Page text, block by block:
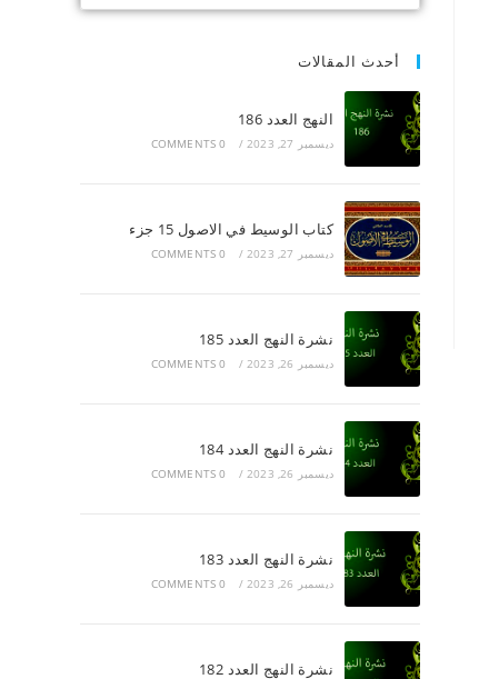
أحدث المقالات
النهج العدد 186
ديسمبر 27, 2023 /
0 COMMENTS
كتاب الوسيط في الاصول 15 جزء
ديسمبر 27, 2023 /
0 COMMENTS
نشرة النهج العدد 185
ديسمبر 26, 2023 /
0 COMMENTS
نشرة النهج العدد 184
ديسمبر 26, 2023 /
0 COMMENTS
نشرة النهج العدد 183
ديسمبر 26, 2023 /
0 COMMENTS
نشرة النهج العدد 182